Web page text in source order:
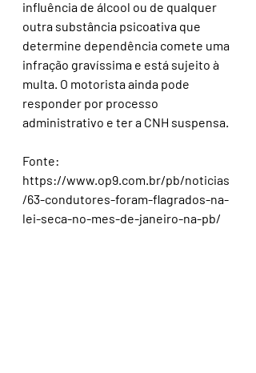
influência de álcool ou de qualquer
outra substância psicoativa que
determine dependência comete uma
infração gravíssima e está sujeito à
multa. O motorista ainda pode
responder por processo
administrativo e ter a CNH suspensa.
Fonte:
https://www.op9.com.br/pb/noticias
/63-condutores-foram-flagrados-na-
lei-seca-no-mes-de-janeiro-na-pb/